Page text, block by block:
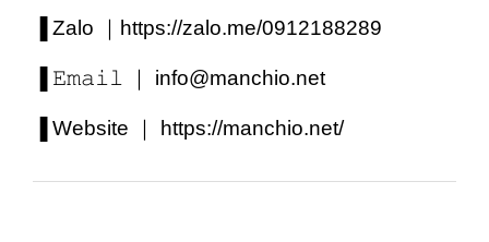
▐ Zalo ｜ https://zalo.me/0912188289
▐ 𝙴𝚖𝚊𝚒𝚕 ｜ info@manchio.net
▐ Website ｜ https://manchio.net/